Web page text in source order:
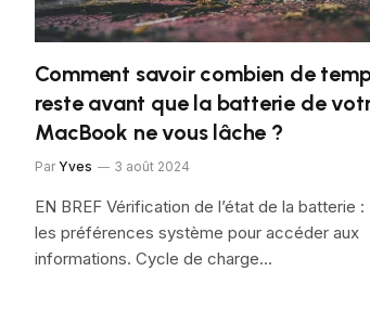
Comment savoir combien de
reste avant que la batterie de
MacBook ne vous lâche ?
Par Yves 3 août 2024
EN BREF Vérification de l’état de la batterie
les préférences système pour accéder aux
informations. Cycle de charge…